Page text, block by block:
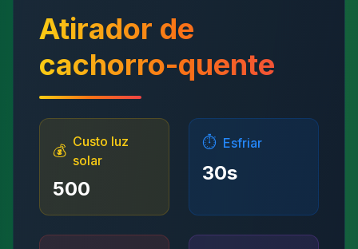
Atirador de
cachorro-quente
💰
Custo luz
solar
500
⏱️ Esfriar
30s